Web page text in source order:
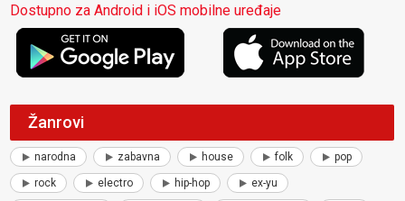
Dostupno za Android i iOS mobilne uređaje
Žanrovi
narodna zabavna house folk pop
rock electro hip-hop ex-yu